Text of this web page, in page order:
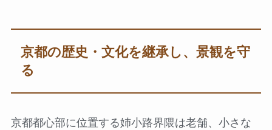
京都の歴史・文化を継承し、景観を守
る
京都都心部に位置する姉小路界隈は老舗、小さな